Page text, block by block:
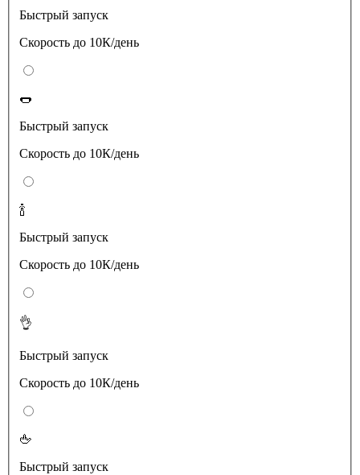
Быстрый запуск
Скорость до 10К/день
🌭
Быстрый запуск
Скорость до 10К/день
🍾
Быстрый запуск
Скорость до 10К/день
👌
Быстрый запуск
Скорость до 10К/день
🖕
Быстрый запуск